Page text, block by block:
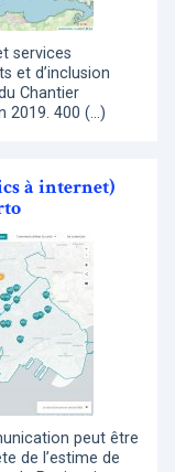
services
et d’inclusion
Chantier
2019. 400 (…)
à internet)
peut être
de l’estime de